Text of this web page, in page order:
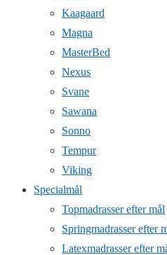
Kaagaard
Magna
MasterBed
Nexus
Svane
Sawana
Sonno
Tempur
Viking
Specialmål
Topmadrasser efter mål
Springmadrasser efter
Latexmadrasser efter